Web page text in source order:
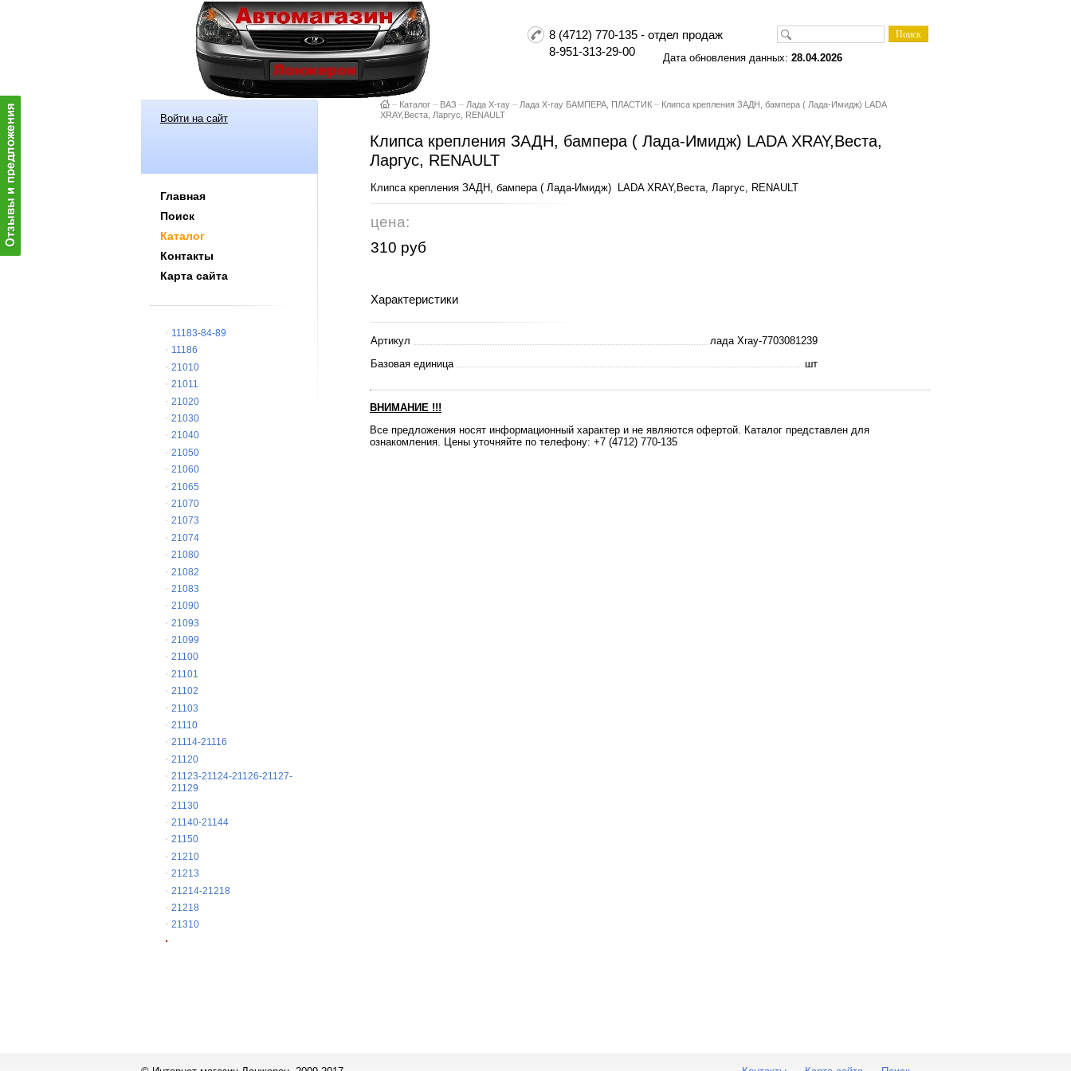
8 (4712) 770-135 - отдел продаж
8-951-313-29-00
Дата обновления данных: 28.04.2026
Войти на сайт
Главная
Поиск
Каталог
Контакты
Карта сайта
11183-84-89
11186
21010
21011
21020
21030
21040
21050
21060
21065
21070
21073
21074
21080
21082
21083
21090
21093
21099
21100
21101
21102
21103
21110
21114-21116
21120
21123-21124-21126-21127-
21129
21130
21140-21144
21150
21210
21213
21214-21218
21218
21310
– Каталог – ВАЗ – Лада X-ray – Лада X-ray БАМПЕРА, ПЛАСТИК – Клипса крепления ЗАДН, бампера ( Лада-Имидж) LADA
XRAY,Веста, Ларгус, RENAULT
Клипса крепления ЗАДН, бампера ( Лада-Имидж) LADA XRAY,Веста,
Ларгус, RENAULT
Клипса крепления ЗАДН, бампера ( Лада-Имидж) LADA XRAY,Веста, Ларгус, RENAULT
цена:
310 руб
Характеристики
Артикул
лада Xray-7703081239
Базовая единица
шт
ВНИМАНИЕ !!!
Все предложения носят информационный характер и не являются офертой. Каталог представлен для
ознакомления. Цены уточняйте по телефону: +7 (4712) 770-135